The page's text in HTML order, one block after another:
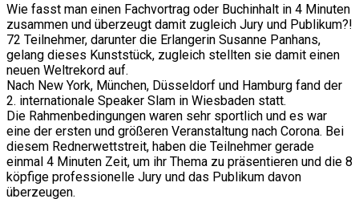
Wie fasst man einen Fachvortrag oder Buchinhalt in 4 Minuten
zusammen und überzeugt damit zugleich Jury und Publikum?!
72 Teilnehmer, darunter die Erlangerin Susanne Panhans,
gelang dieses Kunststück, zugleich stellten sie damit einen
neuen Weltrekord auf.
Nach New York, München, Düsseldorf und Hamburg fand der
2. internationale Speaker Slam in Wiesbaden statt.
Die Rahmenbedingungen waren sehr sportlich und es war
eine der ersten und größeren Veranstaltung nach Corona. Bei
diesem Rednerwettstreit, haben die Teilnehmer gerade
einmal 4 Minuten Zeit, um ihr Thema zu präsentieren und die 8
köpfige professionelle Jury und das Publikum davon
überzeugen.